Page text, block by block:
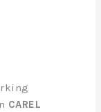
CAREL